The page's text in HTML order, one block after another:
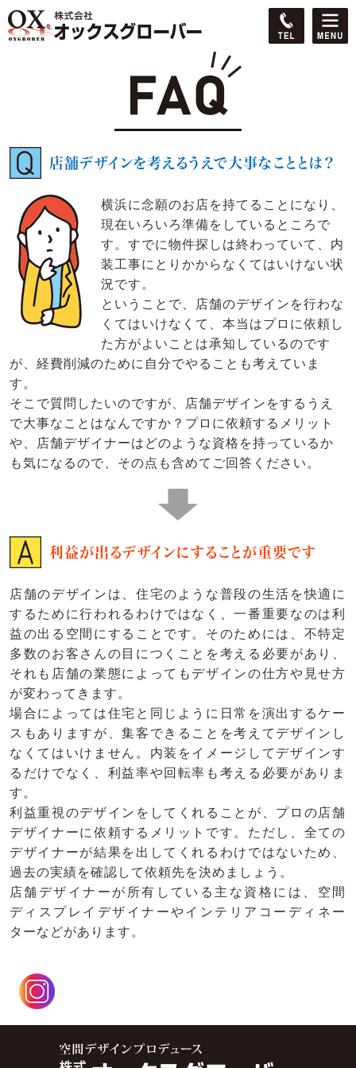
店舗デザインを考えるうえで大事なこととは？
横浜に念願のお店を持てることになり、
現在いろいろ準備をしているところで
す。すでに物件探しは終わっていて、内
装工事にとりかからなくてはいけない状
況です。
ということで、店舗のデザインを行わな
くてはいけなくて、本当はプロに依頼し
た方がよいことは承知しているのです
が、経費削減のために自分でやることも考えていま
す。
そこで質問したいのですが、店舗デザインをするうえ
で大事なことはなんですか？プロに依頼するメリット
や、店舗デザイナーはどのような資格を持っているか
も気になるので、その点も含めてご回答ください。
利益が出るデザインにすることが重要です
店舗のデザインは、住宅のような普段の生活を快適に
するために行われるわけではなく、一番重要なのは利
益の出る空間にすることです。そのためには、不特定
多数のお客さんの目につくことを考える必要があり、
それも店舗の業態によってもデザインの仕方や見せ方
が変わってきます。
場合によっては住宅と同じように日常を演出するケー
スもありますが、集客できることを考えてデザインし
なくてはいけません。内装をイメージしてデザインす
るだけでなく、利益率や回転率も考える必要がありま
す。
利益重視のデザインをしてくれることが、プロの店舗
デザイナーに依頼するメリットです。ただし、全ての
デザイナーが結果を出してくれるわけではないため、
過去の実績を確認して依頼先を決めましょう。
店舗デザイナーが所有している主な資格には、空間
ディスプレイデザイナーやインテリアコーディネー
ターなどがあります。